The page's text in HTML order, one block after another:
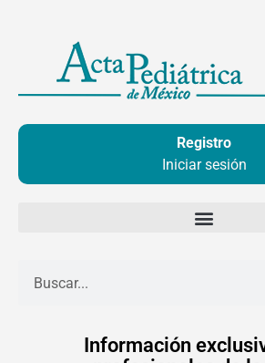
contenido
Registro
Iniciar sesión
Información